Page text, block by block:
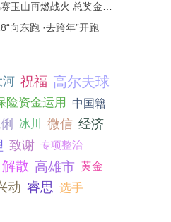
再燃战火 总奖金超300万元
向东跑 ·去跨年”开跑
河 祝福 高尔夫球
险资金运用 中国籍
冰川 微信 经济
致谢 专项整治
解散 高雄市 黄金
动 睿思 选手